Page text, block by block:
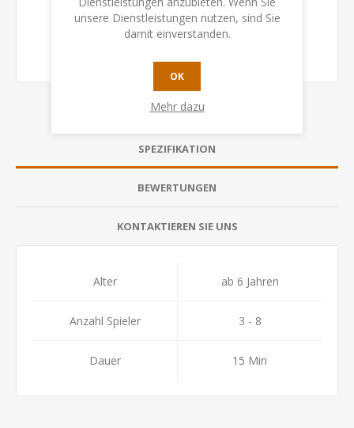
SPEZIFIKATION
BEWERTUNGEN
KONTAKTIEREN SIE UNS
Alter ab 6 Jahren
Anzahl Spieler 3 - 8
Dauer 15 Min
unsere Dienstleistungen nutzen, sind Sie
damit einverstanden.
OK
Mehr dazu